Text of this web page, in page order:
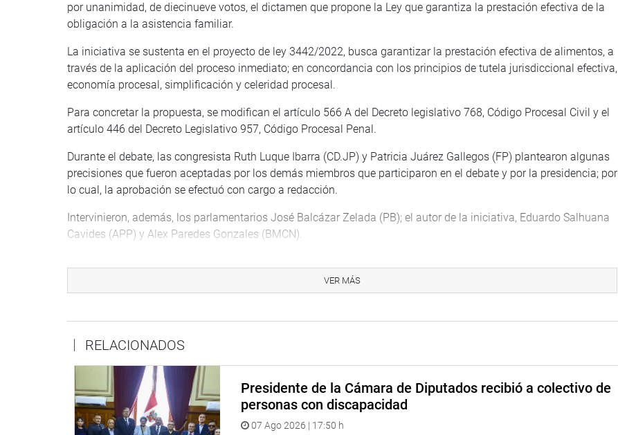
por unanimidad, de diecinueve votos, el dictamen que propone la Ley que garantiza la prestación efectiva de la
obligación a la asistencia familiar.
La iniciativa se sustenta en el proyecto de ley 3442/2022, busca garantizar la prestación efectiva de alimentos, a
través de la aplicación del proceso inmediato; en concordancia con los principios de tutela jurisdiccional efectiva,
economía procesal, simplificación y celeridad procesal.
Para concretar la propuesta, se modifican el artículo 566 A del Decreto legislativo 768, Código Procesal Civil y el
artículo 446 del Decreto Legislativo 957, Código Procesal Penal.
Durante el debate, las congresista Ruth Luque Ibarra (CD.JP) y Patricia Juárez Gallegos (FP) plantearon algunas
precisiones que fueron aceptadas por los demás miembros que participaron en el debate y por la presidencia; por
lo cual, la aprobación se efectuó con cargo a redacción.
Intervinieron, además, los parlamentarios José Balcázar Zelada (PB); el autor de la iniciativa, Eduardo Salhuana
Cavides (APP) y Alex Paredes Gonzales (BMCN).
Seguidamente, pasó a un cuarto intermedio el predictamen recaído en el proyecto de ley 716/2021, ley que
16, 17 y 18 e incorpora el artículo 8-a en la ley 28301, Ley Orgánica del Tribunal Constitucional.
La recomendación de la Secretaría Técnica fue la no aprobación del proyecto de ley, opinión a la que sumaron
diversos miembros de la comisión; sin embargo, pasó a cuarto intermedio para un mayor análisis a pedido
expreso de la congresista Patricia Juárez Gallegos (FP).
INHIBICIÓN
VER MÁS
RELACIONADOS
Presidente de la Cámara de Diputados recibió a colectivo de
personas con discapacidad
07 Ago 2026 | 17:50 h